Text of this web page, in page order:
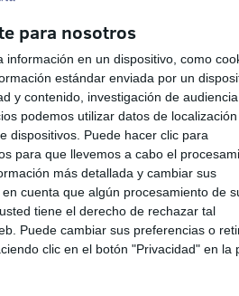
para nosotros
información en un dispositivo, como
estándar enviada por un
y contenido, investigación de
podemos utilizar datos de localización
dispositivos. Puede hacer clic para
para que llevemos a cabo el
más detallada y cambiar sus
en cuenta que algún procesamiento de
tiene el derecho de rechazar tal
Puede cambiar sus preferencias o
clic en el botón "Privacidad" en la
PCR y test
febrero.
epidemia por